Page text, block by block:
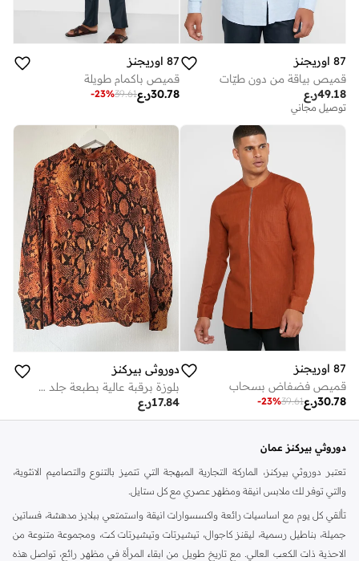
87 اوريجنز
قميص بياقة من دون طيّات
ر.ع49.18
توصيل مجاني
87 اوريجنز
قميص باكمام طويلة
ر.ع30.78
39.61
-23%
87 اوريجنز
قميص فضفاض بسحاب
ر.ع30.78
39.61
-23%
دوروثي بيركنز
بلوزة برقبة عالية بطبعة جلد الثعبان
ر.ع17.84
دوروثي بيركنز عمان
تعتبر دوروثي بيركنز، الماركة التجارية المبهجة التي تتميز بالتنوع والتصاميم الانثوية،
والتي توفر لك ملابس انيقة ومظهر عصري مع كل ستايل.
تألقي كل يوم مع اساسيات رائعة واكسسوارات انيقة واستمتعي ببلايز مدهشة، فساتين
جميلة، بناطيل رسمية، ليقنز كاجوال، تيشيرتات وتيشيرتات كت، ومجموعة متنوعة من
الاحذية ذات الكعب العالي. مع تاريخ طويل من ابقاء المرأة في مظهر رائع، تواصل هذه